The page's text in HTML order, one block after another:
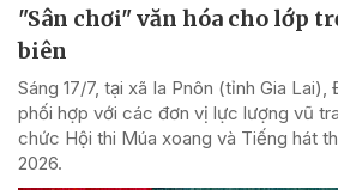
"Sân chơi" văn hóa cho lớp
biên
Sáng 17/7, tại xã Ia Pnôn (tỉnh Gia Lai),
phối hợp với các đơn vị lực lượng vũ
chức Hội thi Múa xoang và Tiếng hát
2026.